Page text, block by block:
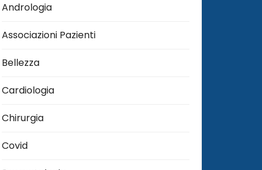
Andrologia
Associazioni Pazienti
Bellezza
Cardiologia
Chirurgia
Covid